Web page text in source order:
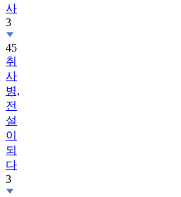
사
3
45
취
사
병,
전
설
이
되
다
3